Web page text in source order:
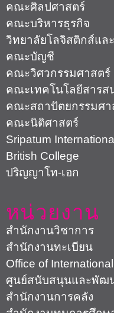
คณะศิลปศาสตร์
คณะบริหารธุรกิจ
วิทยาลัยโลจิสติกส์แล
คณะบัญชี
คณะวิศวกรรมศาสตร์
คณะเทคโนโลยีสารส
คณะสถาปัตยกรรมศา
คณะนิติศาสตร์
Sripatum
British College
ปริญญาโท-เอก
หน่วยงาน
สำนักงานวิชาการ
สำนักงานทะเบียน
Office of
ศูนย์สนับสนุนและพัฒ
สำนักงานการคลัง